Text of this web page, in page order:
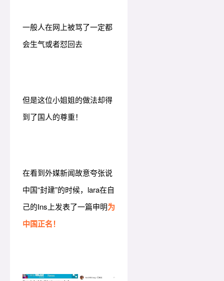
一般人在网上被骂了一定都
会生气或者怼回去
但是这位小姐姐的做法却得
到了国人的尊重！
在看到外媒新闻故意夸张说
中国“封建”的时候，lara在自
己的Ins上发表了一篇申明为
中国正名！